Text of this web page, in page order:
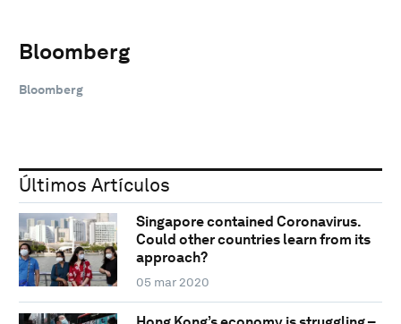
Bloomberg
Bloomberg
Últimos Artículos
Singapore contained Coronavirus.
Could other countries learn from its
approach?
05 mar 2020